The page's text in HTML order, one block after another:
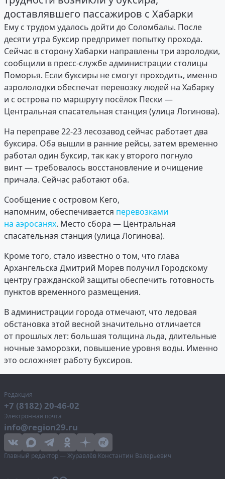
доставлявшего пассажиров с Хабарки
Ему с трудом удалось дойти до Соломбалы. После
десяти утра буксир предпримет попытку прохода.
Сейчас в сторону Хабарки направлены три аэролодки,
сообщили в пресс-службе администрации столицы
Поморья. Если буксиры не смогут проходить, именно
аэрололодки обеспечат перевозку людей на Хабарку
и с острова по маршруту посёлок Пески —
Центральная спасательная станция (улица Логинова).
На переправе 22-23 лесозавод сейчас работает два
буксира. Оба вышли в ранние рейсы, затем временно
работал один буксир, так как у второго погнуло
винт — требовалось восстановление и очищение
причала. Сейчас работают оба.
Сообщение с островом Кего,
напомним, обеспечивается перевозками
на аэросанях. Место сбора — Центральная
спасательная станция (улица Логинова).
Кроме того, стало известно о том, что глава
Архангельска Дмитрий Морев получил Городскому
центру гражданской защиты обеспечить готовность
пунктов временного размещения.
В администрации города отмечают, что ледовая
обстановка этой весной значительно отличается
от прошлых лет: большая толщина льда, длительные
ночные заморозки, повышение уровня воды. Именно
это осложняет работу буксиров.
Редакция
+7 (8182) 20-46-02
Электронная почта
info@region29.ru
Главный редактор — Журавлёв Константин Валерьевич